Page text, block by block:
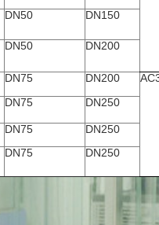
DN50 DN150
DN50 DN200
DN75 DN200
DN75 DN250
DN75 DN250
DN75 DN250